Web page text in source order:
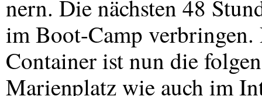
nern. Die nächsten 48
im Boot-Camp verbringen.
Container ist nun die
Marienplatz wie auch im